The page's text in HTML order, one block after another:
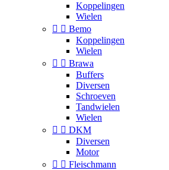
Koppelingen
Wielen
  Bemo
Koppelingen
Wielen
  Brawa
Buffers
Diversen
Schroeven
Tandwielen
Wielen
  DKM
Diversen
Motor
  Fleischmann